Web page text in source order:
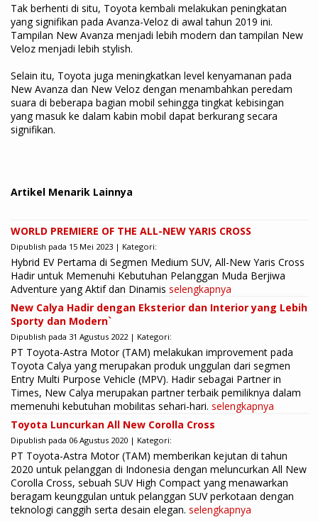
Tak berhenti di situ, Toyota kembali melakukan peningkatan
yang signifikan pada Avanza-Veloz di awal tahun 2019 ini.
Tampilan New Avanza menjadi lebih modern dan tampilan New
Veloz menjadi lebih stylish.
Selain itu, Toyota juga meningkatkan level kenyamanan pada
New Avanza dan New Veloz dengan menambahkan peredam
suara di beberapa bagian mobil sehingga tingkat kebisingan
yang masuk ke dalam kabin mobil dapat berkurang secara
signifikan.
Artikel Menarik Lainnya
WORLD PREMIERE OF THE ALL-NEW YARIS CROSS
Dipublish pada 15 Mei 2023 | Kategori:
Hybrid EV Pertama di Segmen Medium SUV, All-New Yaris Cross
Hadir untuk Memenuhi Kebutuhan Pelanggan Muda Berjiwa
Adventure yang Aktif dan Dinamis selengkapnya
New Calya Hadir dengan Eksterior dan Interior yang Lebih
Sporty dan Modern`
Dipublish pada 31 Agustus 2022 | Kategori:
PT Toyota-Astra Motor (TAM) melakukan improvement pada
Toyota Calya yang merupakan produk unggulan dari segmen
Entry Multi Purpose Vehicle (MPV). Hadir sebagai Partner in
Times, New Calya merupakan partner terbaik pemiliknya dalam
memenuhi kebutuhan mobilitas sehari-hari. selengkapnya
Toyota Luncurkan All New Corolla Cross
Dipublish pada 06 Agustus 2020 | Kategori:
PT Toyota-Astra Motor (TAM) memberikan kejutan di tahun
2020 untuk pelanggan di Indonesia dengan meluncurkan All New
Corolla Cross, sebuah SUV High Compact yang menawarkan
beragam keunggulan untuk pelanggan SUV perkotaan dengan
teknologi canggih serta desain elegan. selengkapnya